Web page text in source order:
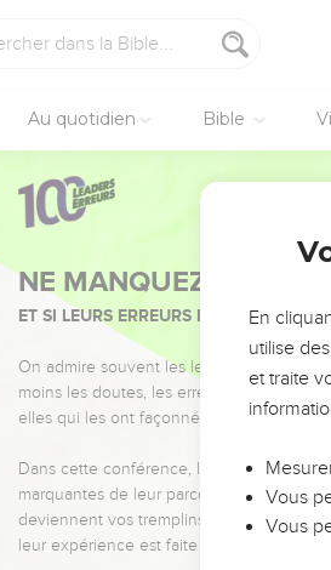
Au quotidien Bible
NE MANQUEZ PAS
ET SI LEURS ERREURS POUVAIENT
On admire souvent les leaders pour leurs
moins les doutes, les erreurs et les
elles qui les ont façonnés.
Dans cette conférence, leaders,
marquantes de leur parcours et les clés
deviennent vos tremplins. Que vous
leur expérience est faite pour vous.
En
utilise
et traite
Vous
Vous